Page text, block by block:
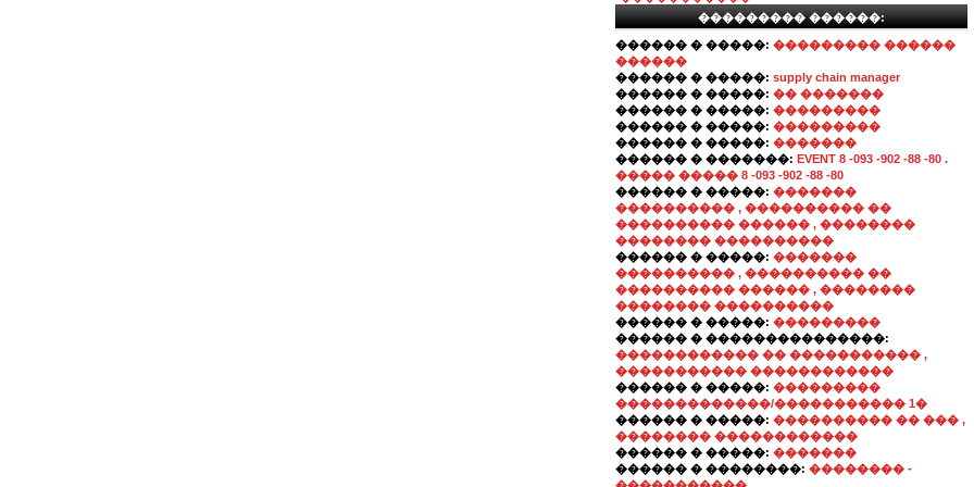
��������� ������:
������ � �����: ��������� ������
������
������ � �����: supply chain manager
������ � �����: �� �������
������ � �����: ���������
������ � �����: ���������
������ � �����: �������
������ � �������: EVENT 8 -093 -902 -88 -80 .
����� ����� 8 -093 -902 -88 -80
������ � �����: �������
���������� , ���������� ��
���������� ������ , ��������
�������� ����������
������ � �����: �������
���������� , ���������� ��
���������� ������ , ��������
�������� ����������
������ � �����: ���������
������ � ���������������:
������������ �� ����������� ,
����������� ������������
������ � �����: ���������
�������������/����������� 1�
������ � �����: ���������� �� ��� ,
�������� ������������
������ � �����: �������
������ � ��������: �������� -